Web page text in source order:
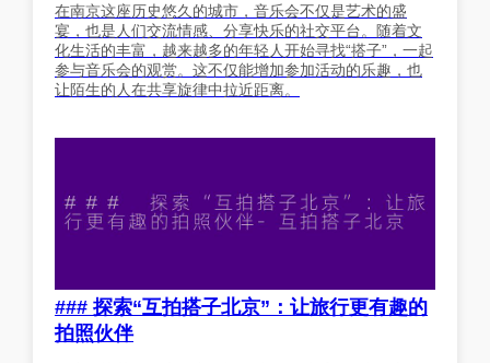
在南京这座历史悠久的城市，音乐会不仅是艺术的盛
宴，也是人们交流情感、分享快乐的社交平台。随着文
化生活的丰富，越来越多的年轻人开始寻找“搭子”，一起
参与音乐会的观赏。这不仅能增加参加活动的乐趣，也
让陌生的人在共享旋律中拉近距离。
### 探索“互拍搭子北京”：让旅行更有趣的
拍照伙伴